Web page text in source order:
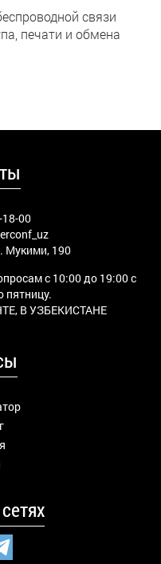
связи
печати и обмена
18-00
Мукими, 190
с 10:00 до 19:00 с
пятницу.
В УЗБЕКИСТАНЕ